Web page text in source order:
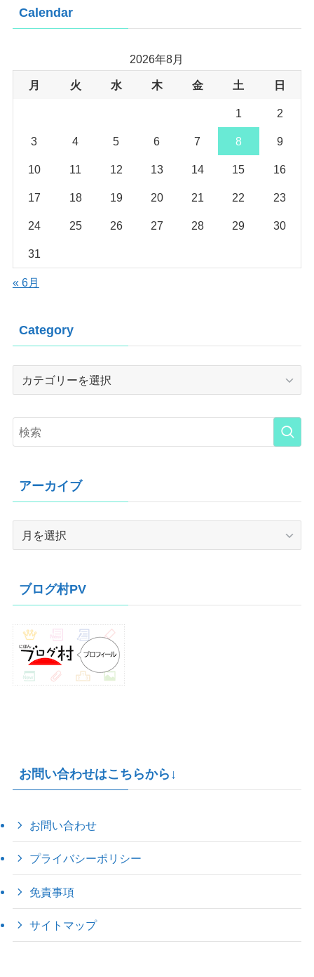
Calendar
2026年8月
月 火 水 木 金 土 日
1 2
3 4 5 6 7 8 9
10 11 12 13 14 15 16
17 18 19 20 21 22 23
24 25 26 27 28 29 30
31
« 6月
Category
Category
アーカイブ
ブ
ブログ村PV
お問い合わせはこちらから↓
お問い合わせ
プライバシーポリシー
免責事項
サイトマップ